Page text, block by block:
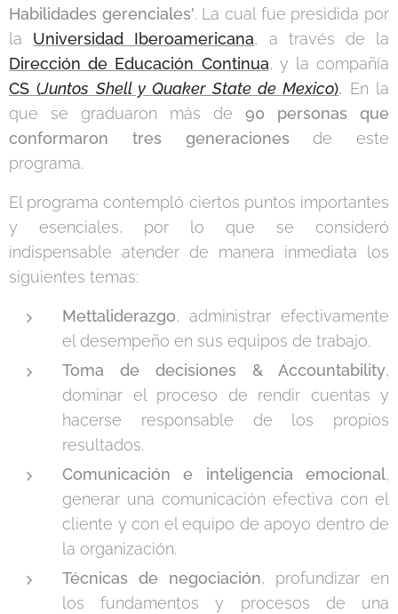
Habilidades gerenciales'. La cual fue presidida por
la Universidad Iberoamericana, a través de la
Dirección de Educación Continua, y la compañía
CS (Juntos Shell y Quaker State de Mexico). En la
que se graduaron más de 90 personas que
conformaron tres generaciones de este
programa.
El programa contempló ciertos puntos importantes
y esenciales, por lo que se consideró
indispensable atender de manera inmediata los
siguientes temas:
Mettaliderazgo, administrar efectivamente
el desempeño en sus equipos de trabajo.
Toma de decisiones & Accountability,
dominar el proceso de rendir cuentas y
hacerse responsable de los propios
resultados.
Comunicación e inteligencia emocional,
generar una comunicación efectiva con el
cliente y con el equipo de apoyo dentro de
la organización.
Técnicas de negociación, profundizar en
los fundamentos y procesos de una